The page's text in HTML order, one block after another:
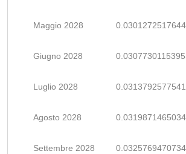
Maggio 2028
Giugno 2028
Luglio 2028
Agosto 2028
Settembre 2028